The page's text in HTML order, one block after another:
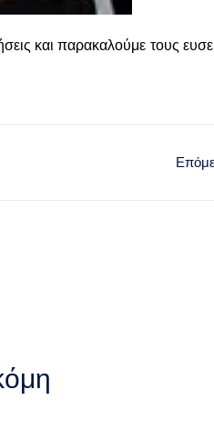
και παρακαλούμε τους